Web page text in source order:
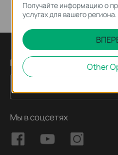
Подпишитесь на рассылку
Мы в соцсетях
Получайте информацию о
услугах для вашего региона.
Other